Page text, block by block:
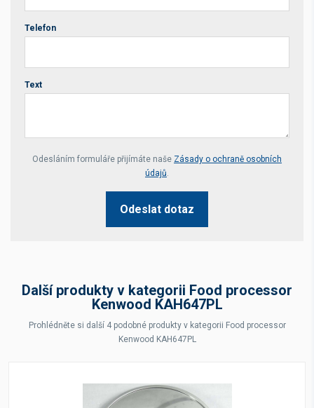
Telefon
Text
Your website *
Odesláním formuláře přijímáte naše Zásady o ochraně osobních
údajů.
Odeslat dotaz
Další produkty v kategorii Food processor
Kenwood KAH647PL
Prohlédněte si další 4 podobné produkty v kategorii Food processor
Kenwood KAH647PL